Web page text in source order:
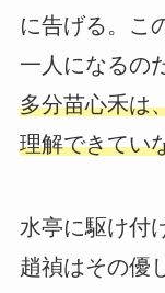
に告げる。こ
一人になるの
多分苗心禾は
理解できてい
水亭に駆け付
趙禎はその優